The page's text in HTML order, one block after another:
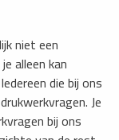
niet een
alleen kan
die bij ons
Je
bij ons